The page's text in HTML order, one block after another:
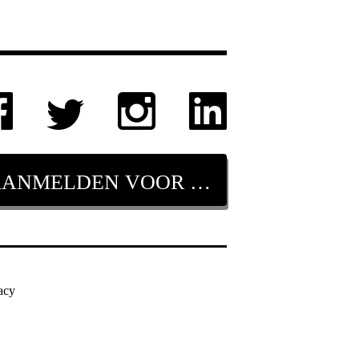
AANMELDEN VOOR NIEUWSBRIEF